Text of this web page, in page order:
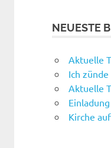
NEUESTE
Aktuelle
Ich
Aktuelle
Kirche